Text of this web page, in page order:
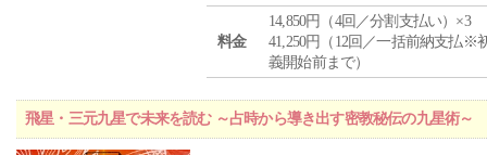
料金
14,850円（4回／分割支払い）×3
41,250円（12回／一括前納支払※
義開始前まで）
飛星・三元九星で未来を読む ～占時から導き出す密教秘伝の九星術～